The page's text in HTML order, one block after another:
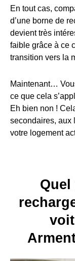
En tout cas,
d’une borne de
devient très
faible grâce à ce
transition vers la
Maintenant…
ce que cela
Eh bien non !
secondaires, aux
votre logement